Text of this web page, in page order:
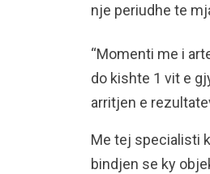
nje periudhe te
“Momenti me i
do kishte 1 vit e
arritjen e
Me tej specialisti
bindjen se ky